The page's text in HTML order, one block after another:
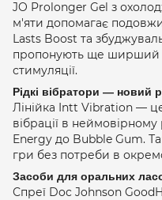
JO Prolonger Gel з
м'яти допомагає
Lasts Boost та
пропонують ще ширший
стимуляції.
Рідкі вібратори — новий
Лінійка Intt Vibration — це
вібрації в неймовірному
Energy до Bubble Gum.
гри без потреби в
Засоби для оральних
Спреї Doc Johnson